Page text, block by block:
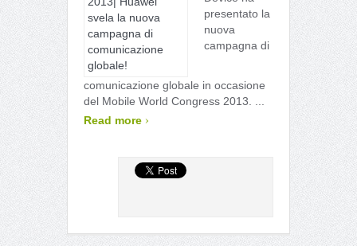
presentato la
nuova
campagna di
comunicazione globale in occasione
del Mobile World Congress 2013. ...
Read more ›